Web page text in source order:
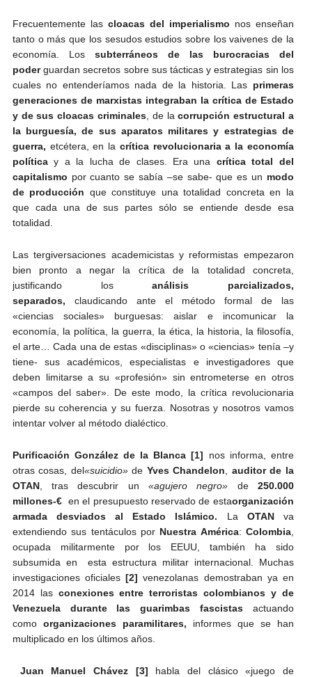
Frecuentemente lascloacas del imperialismo nos enseñan
tanto o más que los sesudos estudios sobre los vaivenes de la
economía. Los subterráneos de las burocracias del
poderguardan secretos sobre sus tácticas y estrategias sin los
cuales no entenderíamos nada de la historia. Las primeras
generaciones de marxistas integraban la crítica de Estado
y de sus cloacas criminales, de lacorrupción estructural a
la burguesía, de sus aparatos militares y estrategias de
guerra, etcétera, en la crítica revolucionaria a la economía
políticay a la lucha de clases. Era una crítica total del
capitalismo por cuanto se sabía –se sabe- que es un modo
de producción que constituye una totalidad concreta en la
que cada una de sus partes sólo se entiende desde esa
totalidad.
Las tergiversaciones academicistas y reformistas empezaron
bien pronto a negar la crítica de la totalidad concreta,
justificando losanálisis parcializados,
separados, claudicando ante el método formal de las
«ciencias sociales» burguesas: aislar e incomunicar la
economía, la política, la guerra, la ética, la historia, la filosofía,
el arte… Cada una de estas «disciplinas» o «ciencias» tenía –y
tiene- sus académicos, especialistas e investigadores que
deben limitarse a su «profesión» sin entrometerse en otros
«campos del saber». De este modo, la crítica revolucionaria
pierde su coherencia y su fuerza. Nosotras y nosotros vamos
intentar volver al método dialéctico.
Purificación González de la Blanca[1] nos informa, entre
otras cosas, del«suicidio»de Yves Chandelon
auditor de la
OTAN, tras descubrir un«agujero negro» de 250.000
millones-€en el presupuesto reservado de estaorganización
armada desviados al Estado Islámico. La OTANva
extendiendo sus tentáculos por Nuestra América: Colombia,
ocupada militarmente por los EEUU, también ha sido
subsumida en esta estructura militar internacional. Muchas
investigaciones oficiales[2] venezolanas demostraban ya en
2014 las conexiones entre terroristas colombianos y de
Venezuela durante las guarimbas fascistas actuando
comoorganizaciones paramilitares, informes que se han
multiplicado en los últimos años.
Juan Manuel Chávez[3] habla del clásico «juego de